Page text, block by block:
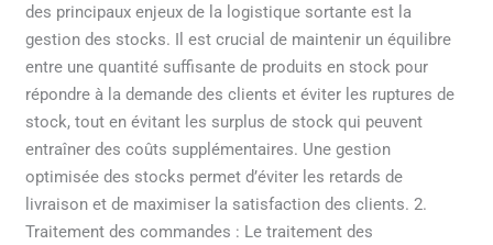
des principaux enjeux de la logistique sortante est la
gestion des stocks. Il est crucial de maintenir un équilibre
entre une quantité suffisante de produits en stock pour
répondre à la demande des clients et éviter les ruptures de
stock, tout en évitant les surplus de stock qui peuvent
entraîner des coûts supplémentaires. Une gestion
optimisée des stocks permet d’éviter les retards de
livraison et de maximiser la satisfaction des clients. 2.
Traitement des commandes : Le traitement des